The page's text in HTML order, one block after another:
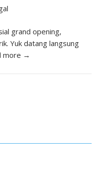
grand opening,
Yuk datang langsung
more →